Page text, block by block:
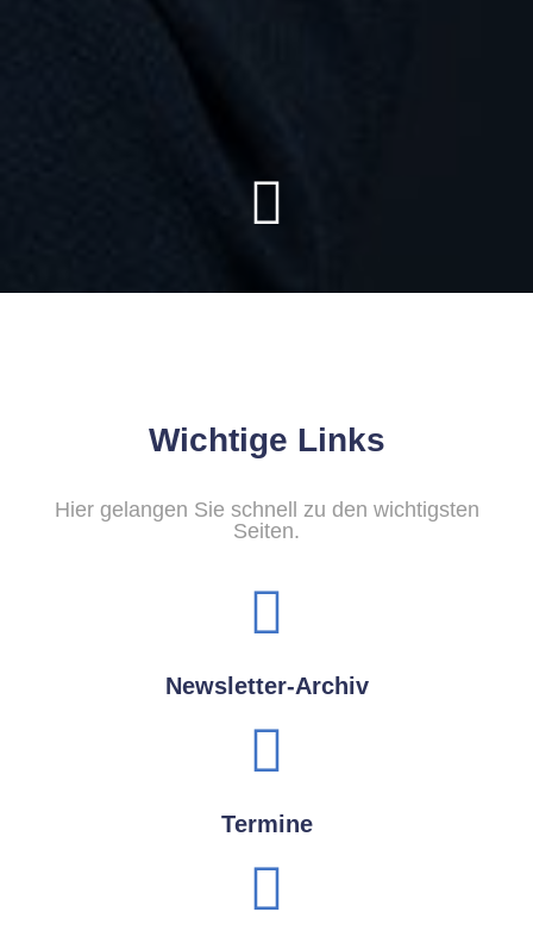
Wichtige Links
Hier gelangen Sie schnell zu den wichtigsten
Seiten.
Newsletter-Archiv
Termine